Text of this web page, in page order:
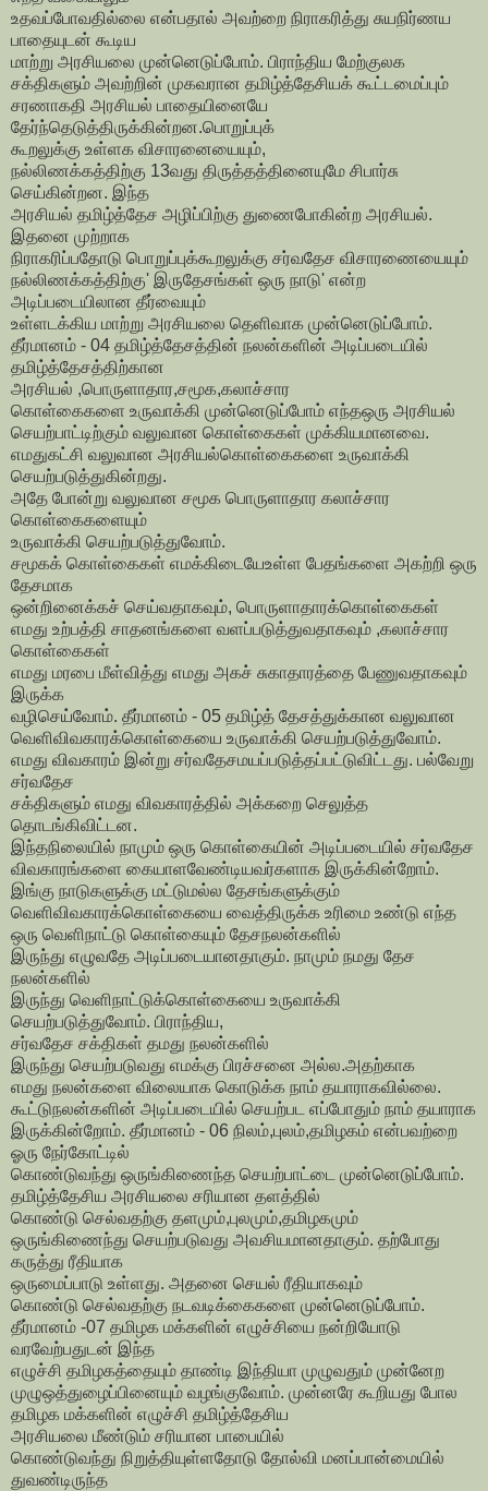
உதவப்போவதில்லை என்பதால் அவற்றை நிராகரித்து சுயநிர்ணய
பாதையுடன் கூடிய
மாற்று அரசியலை முன்னெடுப்போம். பிராந்திய மேற்குலக
சக்திகளும் அவற்றின் முகவரான தமிழ்த்தேசியக் கூட்டமைப்பும்
சரணாகதி அரசியல் பாதையினையே
தேர்ந்தெடுத்திருக்கின்றன.பொறுப்புக்
கூறலுக்கு உள்ளக விசாரனையையும்,
நல்லிணக்கத்திற்கு 13வது திருத்தத்தினையுமே சிபார்சு
செய்கின்றன. இந்த
அரசியல் தமிழ்த்தேச அழிப்பிற்கு துணைபோகின்ற அரசியல்.
இதனை முற்றாக
நிராகரிப்பதோடு பொறுப்புக்கூறலுக்கு சர்வதேச விசாரணையையும்
நல்லிணக்கத்திற்கு' இருதேசங்கள் ஒரு நாடு' என்ற
அடிப்படையிலான தீர்வையும்
உள்ளடக்கிய மாற்று அரசியலை தெளிவாக முன்னெடுப்போம்.
தீர்மானம் - 04 தமிழ்த்தேசத்தின் நலன்களின் அடிப்படையில்
தமிழ்த்தேசத்திற்கான
அரசியல் ,பொருளாதார,சமூக,கலாச்சார
கொள்கைகளை உருவாக்கி முன்னெடுப்போம் எந்தஒரு அரசியல்
செயற்பாட்டிற்கும் வலுவான கொள்கைகள் முக்கியமானவை.
எமதுகட்சி வலுவான அரசியல்கொள்கைகளை உருவாக்கி
செயற்படுத்துகின்றது.
அதே போன்று வலுவான சமூக பொருளாதார கலாச்சார
கொள்கைகளையும்
உருவாக்கி செயற்படுத்துவோம்.
சமூகக் கொள்கைகள் எமக்கிடையேஉள்ள பேதங்களை அகற்றி ஒரு
தேசமாக
ஒன்றினைக்கச் செய்வதாகவும், பொருளாதாரக்கொள்கைகள்
எமது உற்பத்தி சாதனங்களை வளப்படுத்துவதாகவும் ,கலாச்சார
கொள்கைகள்
எமது மரபை மீள்வித்து எமது அகச் சுகாதாரத்தை பேணுவதாகவும்
இருக்க
வழிசெய்வோம். தீர்மானம் - 05 தமிழ்த் தேசத்துக்கான வலுவான
வெளிவிவகாரக்கொள்கையை உருவாக்கி செயற்படுத்துவோம்.
எமது விவகாரம் இன்று சர்வதேசமயப்படுத்தப்பட்டுவிட்டது. பல்வேறு
சர்வதேச
சக்திகளும் எமது விவகாரத்தில் அக்கறை செலுத்த
தொடங்கிவிட்டன.
இந்தநிலையில் நாமும் ஒரு கொள்கையின் அடிப்படையில் சர்வதேச
விவகாரங்களை கையாளவேண்டியவர்களாக இருக்கின்றோம்.
இங்கு நாடுகளுக்கு மட்டுமல்ல தேசங்களுக்கும்
வெளிவிவகாரக்கொள்கையை வைத்திருக்க உரிமை உண்டு எந்த
ஒரு வெளிநாட்டு கொள்கையும் தேசநலன்களில்
இருந்து எழுவதே அடிப்படையானதாகும். நாமும் நமது தேச
நலன்களில்
இருந்து வெளிநாட்டுக்கொள்கையை உருவாக்கி
செயற்படுத்துவோம். பிராந்திய,
சர்வதேச சக்திகள் தமது நலன்களில்
இருந்து செயற்படுவது எமக்கு பிரச்சனை அல்ல.அதற்காக
எமது நலன்களை விலையாக கொடுக்க நாம் தயாராகவில்லை.
கூட்டுநலன்களின் அடிப்படையில் செயற்பட எப்போதும் நாம் தயாராக
இருக்கின்றோம். தீர்மானம் - 06 நிலம்,புலம்,தமிழகம் என்பவற்றை
ஓரு நேர்கோட்டில்
கொண்டுவந்து ஒருங்கிணைந்த செயற்பாட்டை முன்னெடுப்போம்.
தமிழ்த்தேசிய அரசியலை சரியான தளத்தில்
கொண்டு செல்வதற்கு தளமும்,புலமும்,தமிழகமும்
ஒருங்கிணைந்து செயற்படுவது அவசியமானதாகும். தற்போது
கருத்து ரீதியாக
ஒருமைப்பாடு உள்ளது. அதனை செயல் ரீதியாகவும்
கொண்டு செல்வதற்கு நடவடிக்கைகளை முன்னெடுப்போம்.
தீர்மானம் -07 தமிழக மக்களின் எழுச்சியை நன்றியோடு
வரவேற்பதுடன் இந்த
எழுச்சி தமிழகத்தையும் தாண்டி இந்தியா முழுவதும் முன்னேற
முழுஒத்துழைப்பினையும் வழங்குவோம். முன்னரே கூறியது போல
தமிழக மக்களின் எழுச்சி தமிழ்த்தேசிய
அரசியலை மீண்டும் சரியான பாபையில்
கொண்டுவந்து நிறுத்தியுள்ளதோடு தோல்வி மனப்பான்மையில்
துவண்டிருந்த